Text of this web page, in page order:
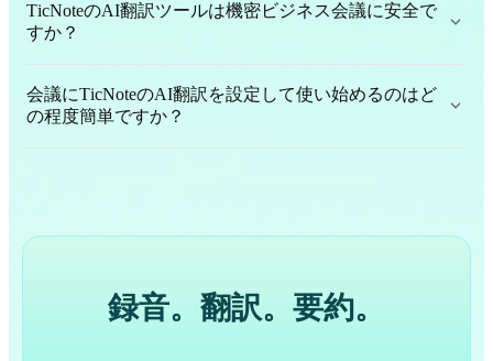
TicNoteのAI翻訳ツールは機密ビジネス会議に安全で
すか？
会議にTicNoteのAI翻訳を設定して使い始めるのはど
の程度簡単ですか？
録音。翻訳。要約。